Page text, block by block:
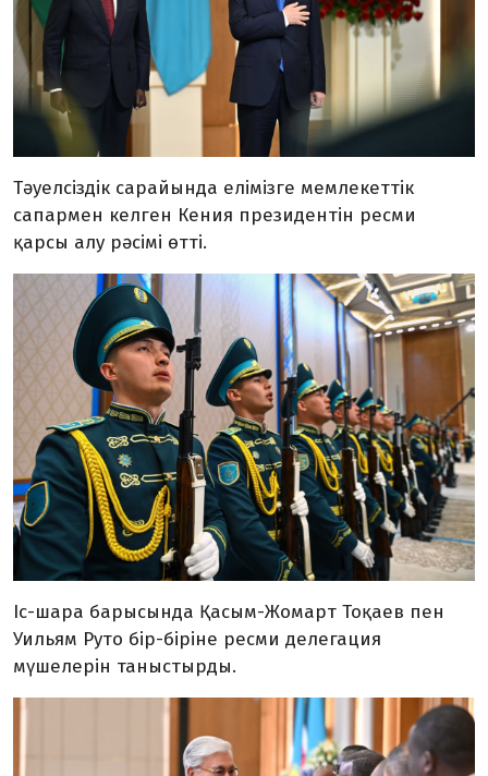
Тәуелсіздік сарайында елімізге мемлекеттік
сапармен келген Кения президентін ресми
қарсы алу рәсімі өтті.
Іс-шара барысында Қасым-Жомарт Тоқаев пен
Уильям Руто бір-біріне ресми делегация
мүшелерін таныстырды.